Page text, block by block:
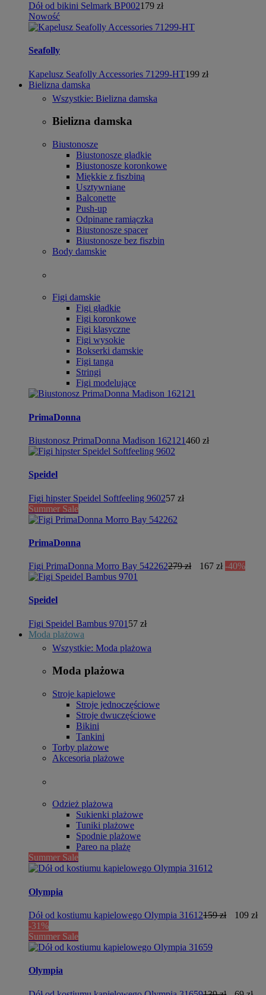
Dół od bikini Selmark BP002179 zł
Nowość
Seafolly
Kapelusz Seafolly Accessories 71299-HT199 zł
Bielizna damska
Wszystkie: Bielizna damska
Bielizna damska
Biustonosze
Biustonosze gładkie
Biustonosze koronkowe
Miękkie z fiszbiną
Usztywniane
Balconette
Push-up
Odpinane ramiączka
Biustonosze spacer
Biustonosze bez fiszbin
Body damskie
Figi damskie
Figi gładkie
Figi koronkowe
Figi klasyczne
Figi wysokie
Bokserki damskie
Figi tanga
Stringi
Figi modelujące
PrimaDonna
Biustonosz PrimaDonna Madison 162121460 zł
Speidel
Figi hipster Speidel Softfeeling 960257 zł
Summer Sale
PrimaDonna
Figi PrimaDonna Morro Bay 542262279 zł 167 zł -40%
Speidel
Figi Speidel Bambus 9701 57 zł
Moda plażowa
Wszystkie: Moda plażowa
Moda plażowa
Stroje kąpielowe
Stroje jednoczęściowe
Stroje dwuczęściowe
Bikini
Tankini
Torby plażowe
Akcesoria plażowe
Odzież plażowa
Sukienki plażowe
Tuniki plażowe
Spodnie plażowe
Pareo na plażę
Summer Sale
Olympia
Dół od kostiumu kąpielowego Olympia 31612159 zł
109 zł
-31%
Summer Sale
Olympia